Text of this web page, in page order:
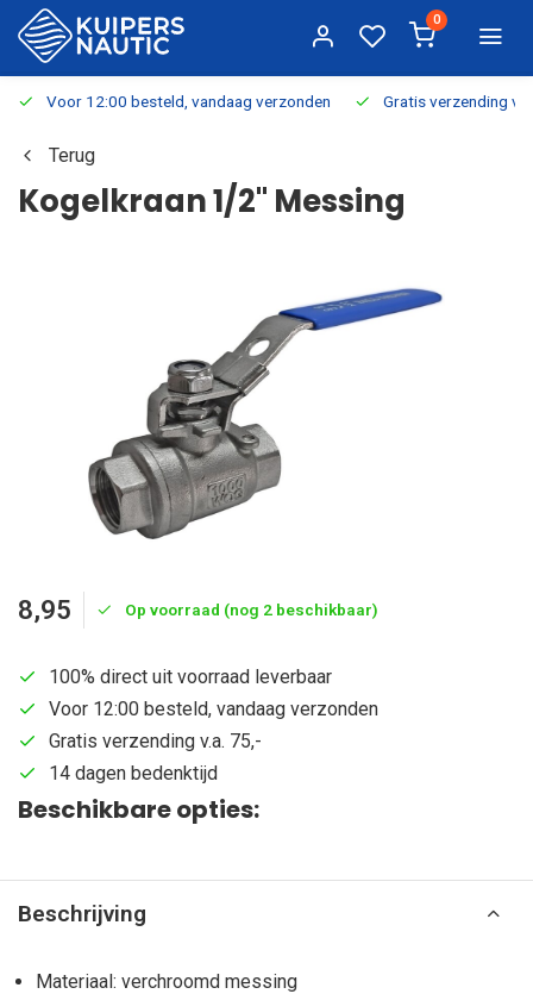
0
Voor 12:00 besteld, vandaag verzonden Gratis verzending
Terug
Kogelkraan 1/2" Messing
8,95 Op voorraad (nog 2 beschikbaar)
100% direct uit voorraad leverbaar
Voor 12:00 besteld, vandaag verzonden
Gratis verzending v.a. 75,-
14 dagen bedenktijd
Beschikbare opties:
Beschrijving
Materiaal: verchroomd messing